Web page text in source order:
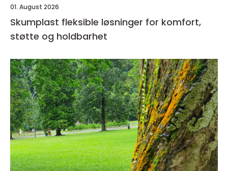
01. August 2026
Skumplast fleksible løsninger for komfort,
støtte og holdbarhet